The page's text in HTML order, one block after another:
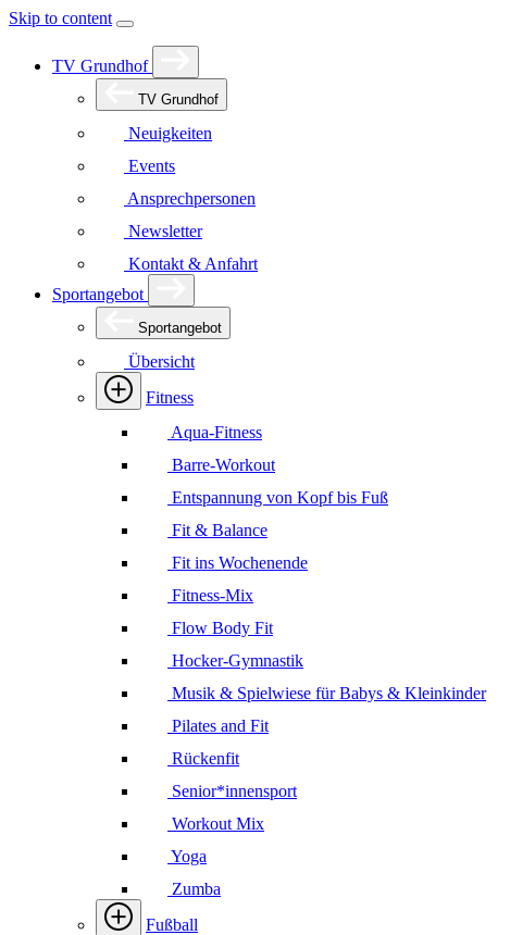
Skip to content
TV Grundhof
TV Grundhof
Neuigkeiten
Events
Ansprechpersonen
Newsletter
Kontakt & Anfahrt
Sportangebot
Sportangebot
Übersicht
Fitness
Aqua-Fitness
Barre-Workout
Entspannung von Kopf bis Fuß
Fit & Balance
Fit ins Wochenende
Fitness-Mix
Flow Body Fit
Hocker-Gymnastik
Musik & Spielwiese für Babys & Kleinkinder
Pilates and Fit
Rückenfit
Senior*innensport
Workout Mix
Yoga
Zumba
Fußball